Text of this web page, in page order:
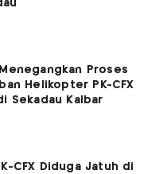
Proses
Helikopter PK-CFX
Sekadau Kalbar
CFX Diduga Jatuh di